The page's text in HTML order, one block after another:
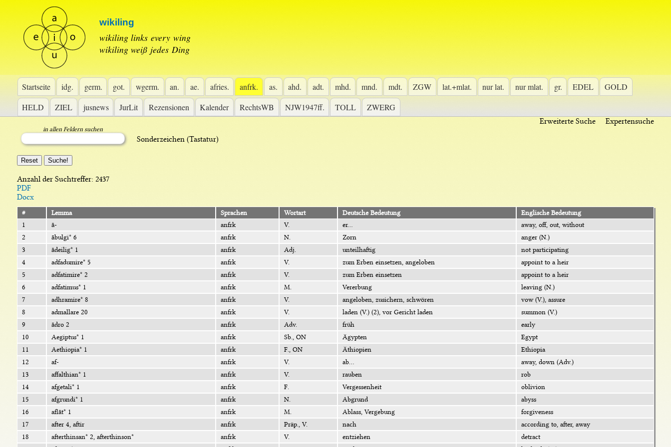
wikiling
wikiling links every wing
wikiling weiß jedes Ding
Startseite idg. germ. got. wgerm. an. ae. afries. anfrk. as. ahd. adt. mhd. mnd. mdt. ZGW lat.+mlat. nur lat. nur mlat. gr. EDEL
GOLD
HELD
ZIEL jusnew JurLit Rezensionen Kalender RechtsWB NJW1947ff. TOLL ZWERG
Erweiterte Suche Expertensuche
in allen Feldern suchen
Sonderzeichen (Tastatur)
Anzahl der Suchtreffer: 2437
PDF
Docx
# Lemma Sprachen Wortart Deutsche Bedeutung
Englische Bedeutung
1
ā- anfrk V. er...
away, off, out, without
2
ābulgi* 6 anfrk N. Zorn
anger (N.)
3
ādeilig* 1 anfrk Adj. unteilhaftig
not participating
4
adfadumire* 5 anfrk V. zum Erben einsetzen, angeloben
appoint to a heir
5
adfatimire* 2 anfrk V. zum Erben einsetzen
appoint to a heir
6
adfatimus* 1 anfrk M. Vererbung
leaving (N.)
7
adhramire* 8 anfrk V. angeloben, zusichern, schwören
vow (V.), assure
8
admallare 20 anfrk V. laden (V.) (2), vor Gericht laden
ummon (V.)
9
ādro 2 anfrk Adv. früh
early
10
Aegiptus* 1 anfrk Sb., ON Ägypten
Egypt
11
Aethiopia* 1 anfrk F., ON Äthiopien
Ethiopia
12
af- anfrk V. ab...
away, down (Adv.)
13
affalthian* 1 anfrk V. rauben
rob
14
afgetali* 1 anfrk F. Vergessenheit
oblivion
15
afgrundi* 1 anfrk N. Abgrund
aby
16
aflāt* 1 anfrk M. Ablass, Vergebung
forgivene
17
after 4, aftir anfrk Präp., V. nach
according to, after, away
18
afterthinsan* 2, afterthinson* anfrk V. entziehen
detract